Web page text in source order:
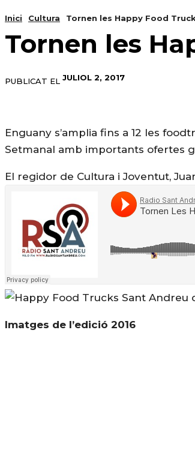
Inici Cultura Tornen les Happy Food
Tornen les
PUBLICAT EL JULIOL 2, 2017
Enguany s’amplia fins a 12 les
Setmanal amb importants ofertes
El regidor de Cultura i Joventut,
Imatges de l’edició 2016